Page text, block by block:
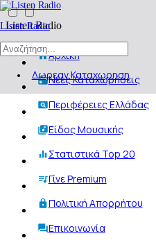
Listen Radio
Δωρεαν Καταχωρηση
Listen Radio
Αρχική
Νέες Καταχωρήσεις
Περιφέρειες Ελλάδας
Είδος Μουσικής
Στατιστικά Top 20
Γίνε Premium
Πολιτική Απορρήτου
Επικοινωνία